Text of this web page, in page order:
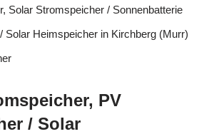
Solar Stromspeicher / Sonnenbatterie
Solar Heimspeicher in Kirchberg (Murr)
PV
/ Solar